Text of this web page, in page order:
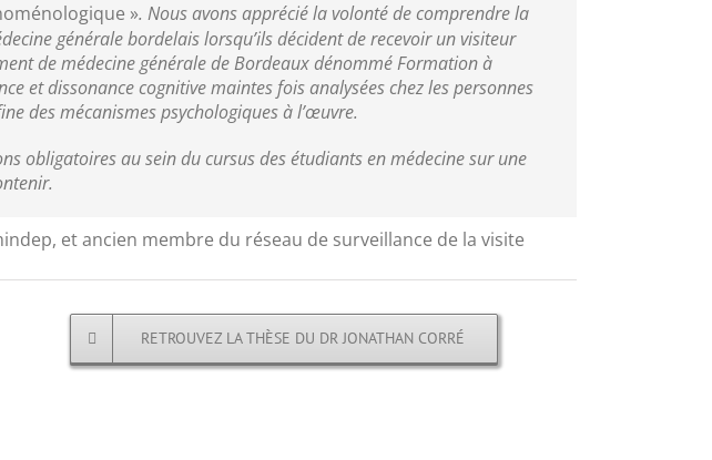
». Nous avons apprécié la volonté de comprendre la
générale bordelais lorsqu’ils décident de recevoir un visiteur
de médecine générale de Bordeaux dénommé Formation à
et dissonance cognitive maintes fois analysées chez les personnes
des mécanismes psychologiques à l’œuvre.
obligatoires au sein du cursus des étudiants en médecine sur une
et ancien membre du réseau de surveillance de la visite
RETROUVEZ LA THÈSE DU DR JONATHAN CORRÉ